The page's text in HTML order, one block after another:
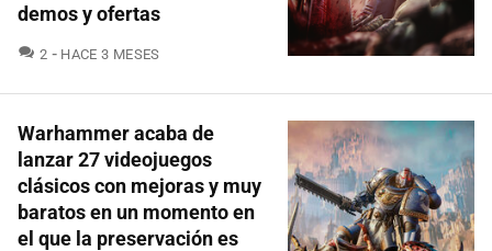
demos y ofertas
2 COMENTARIOS
HACE 3 MESES
Warhammer acaba de
lanzar 27 videojuegos
clásicos con mejoras y muy
baratos en un momento en
el que la preservación es